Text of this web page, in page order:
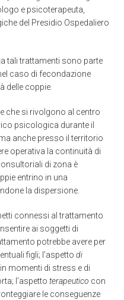
e psicoterapeuta,
del Presidio Ospedaliero
tali trattamenti sono parte
caso di fecondazione
delle coppie.
che si rivolgono al centro
psicologica durante il
anche presso il territorio
operativa la continuità di
di zona è
entrino in una
la dispersione.
connessi al trattamento
ai soggetti di
potrebbe avere per
figli; l’aspetto di
momenti di stress e di
l’aspetto terapeutico con
le conseguenze